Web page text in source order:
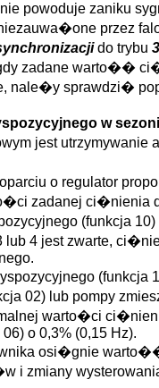
powoduje zaniku
przez
do trybu
zadane warto��
sprawdzi�
w
jest
o regulator
zadanej ci�nienia
(funkcja 10)
4 jest zwarte,
(funkcja
02) lub pompy
warto�ci
o 0,3% (0,15 Hz).
osi�gnie
i zmiany